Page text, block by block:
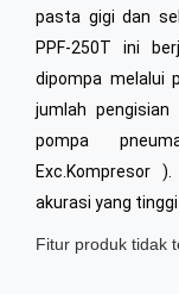
pasta gigi dan
PPF-250T ini
dipompa melalui
jumlah pengisian
pompa
Exc.Kompresor
akurasi yang
Fitur produk tidak